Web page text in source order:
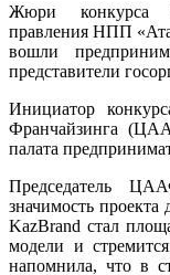
Жюри конкурса
правления НПП
вошли
представители
Инициатор
Франчайзинга
палата
Председатель
значимость проекта
KazBrand стал
модели и
напомнила, что в